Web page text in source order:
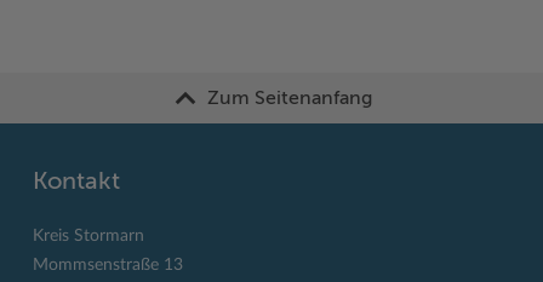
Zum Seitenanfang
Kontakt
Kreis Stormarn
Mommsenstraße 13